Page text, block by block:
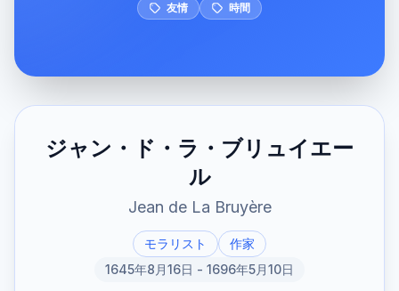
友情 時間
ジャン・ド・ラ・ブリュイエー
ル
Jean de La Bruyère
モラリスト
作家
1645年8月16日 - 1696年5月10日